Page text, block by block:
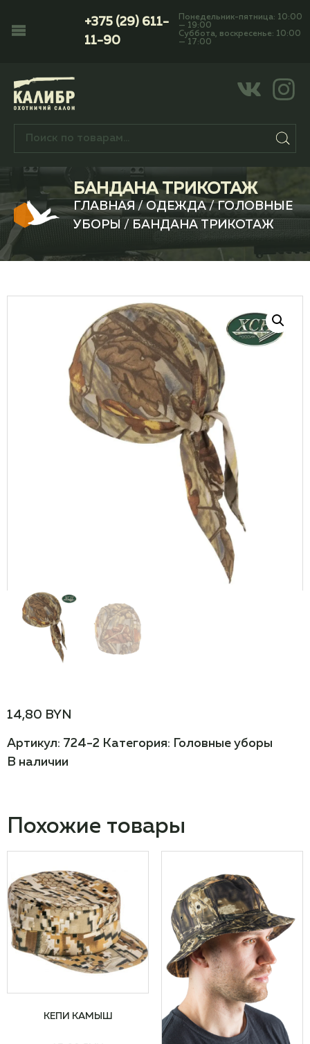
+375 (29) 611-
11-90
Понедельник-пятница: 10:00
— 19:00
Суббота, воскресенье: 10:00
— 17:00
БАНДАНА ТРИКОТАЖ
ГЛАВНАЯ/ОДЕЖДА/ГОЛОВНЫЕ
УБОРЫ / БАНДАНА ТРИКОТАЖ
14,80 BYN
Артикул: 724-2 Категория:
Головные уборы
В наличии
Похожие товары
КЕПИ КАМЫШ